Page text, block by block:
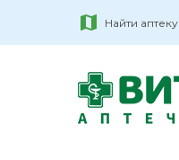
Найти аптеку